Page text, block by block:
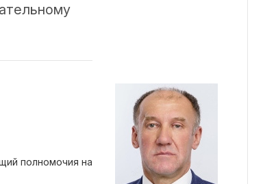
полномочия на